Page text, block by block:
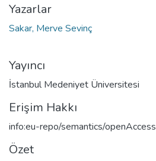
Yazarlar
Sakar, Merve Sevinç
Yayıncı
İstanbul Medeniyet Üniversitesi
Erişim Hakkı
info:eu-repo/semantics/openAccess
Özet